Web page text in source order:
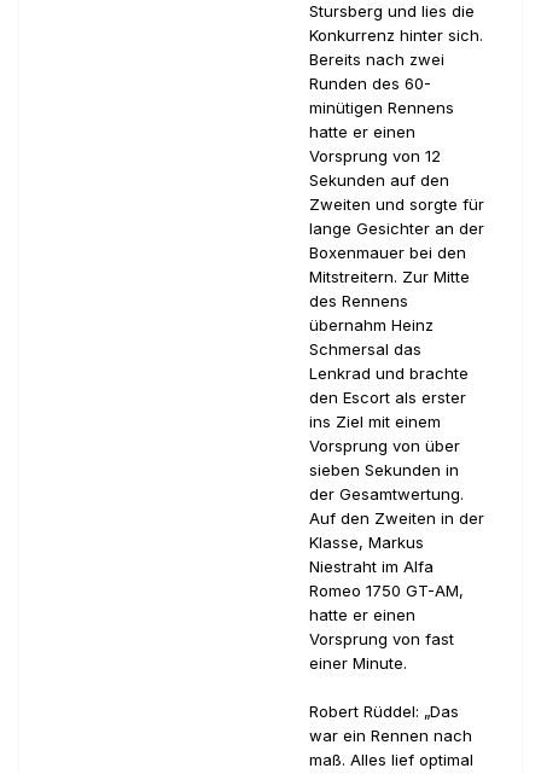
Stursberg und lies die
Konkurrenz hinter sich.
Bereits nach zwei
Runden des 60-
minütigen Rennens
hatte er einen
Vorsprung von 12
Sekunden auf den
Zweiten und sorgte für
lange Gesichter an der
Boxenmauer bei den
Mitstreitern. Zur Mitte
des Rennens
übernahm Heinz
Schmersal das
Lenkrad und brachte
den Escort als erster
ins Ziel mit einem
Vorsprung von über
sieben Sekunden in
der Gesamtwertung.
Auf den Zweiten in der
Klasse, Markus
Niestraht im Alfa
Romeo 1750 GT-AM,
hatte er einen
Vorsprung von fast
einer Minute.
Robert Rüddel: „Das
war ein Rennen nach
maß. Alles lief optimal